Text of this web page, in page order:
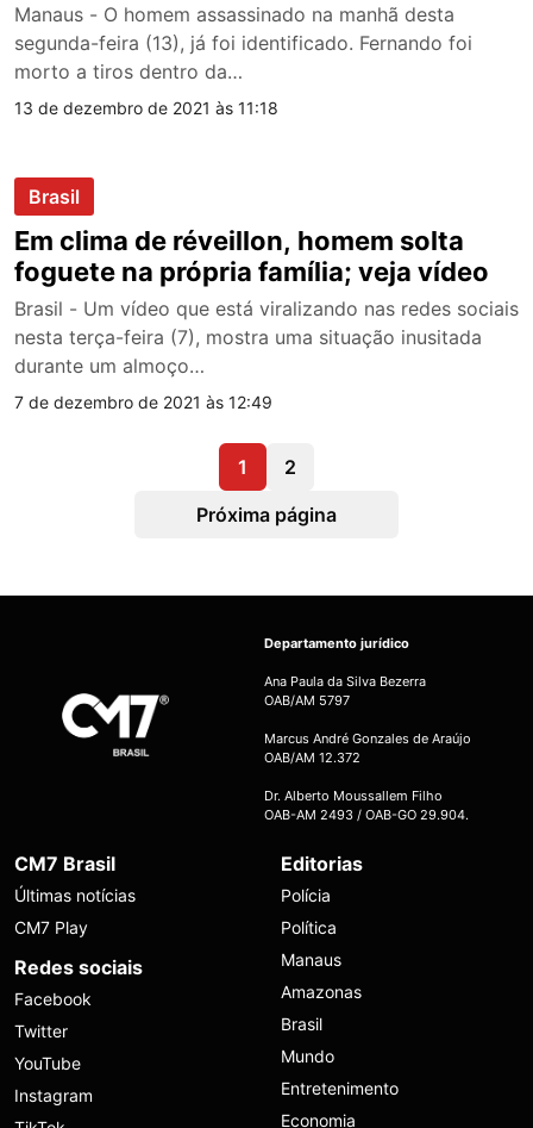
Manaus - O homem assassinado na manhã desta
segunda-feira (13), já foi identificado. Fernando foi
morto a tiros dentro da…
13 de dezembro de 2021 às 11:18
Brasil
Em clima de réveillon, homem solta
foguete na própria família; veja vídeo
Brasil - Um vídeo que está viralizando nas redes sociais
nesta terça-feira (7), mostra uma situação inusitada
durante um almoço…
7 de dezembro de 2021 às 12:49
1
2
Próxima página
Departamento jurídico
Ana Paula da Silva Bezerra
OAB/AM 5797
Marcus André Gonzales de Araújo
OAB/AM 12.372
Dr. Alberto Moussallem Filho
OAB-AM 2493 / OAB-GO 29.904.
CM7 Brasil
Últimas notícias
CM7 Play
Redes sociais
Facebook
Twitter
YouTube
Instagram
Editorias
Polícia
Política
Manaus
Amazonas
Brasil
Mundo
Entretenimento
Economia